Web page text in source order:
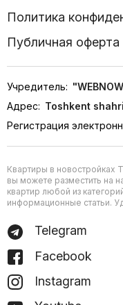
Политика
Публичная оферта
Учредитель:
Адрес: Toshkent
Регистрация
Квартиры в новостройках
вы можете разместить на
квартир любой из
информационные статьи.
Telegram
Facebook
Instagram